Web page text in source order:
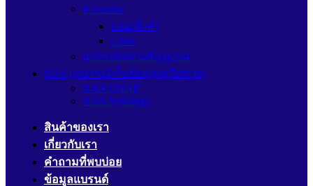
สายแลน
Link(ลิ้งค์)
Glink
อุปกรณ์ขยายสัญญาณ
NAS (อุปกรณ์เก็บข้อมูลเครือข่าย)
NAS QNAP
NAS Synology
สินค้าของเรา
เกี่ยวกับเรา
คำถามที่พบบ่อย
ข้อมูลแบรนด์